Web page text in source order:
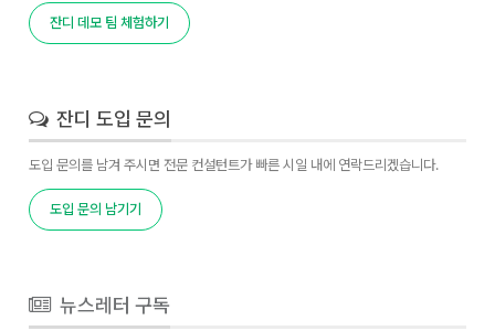
잔디 데모 팀 체험하기
잔디 도입 문의
도입 문의를 남겨 주시면 전문 컨설턴트가 빠른 시일 내에 연락드리겠습니다.
도입 문의 남기기
뉴스레터 구독